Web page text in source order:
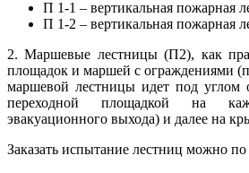
П 1-1 – вертикальная пожарная
П 1-2 – вертикальная пожарная
2. Маршевые лестницы (П2), как
площадок и маршей с ограждениями
маршевой лестницы идет под углом
переходной площадкой на
эвакуационного выхода) и далее на
Заказать испытание лестниц можно по